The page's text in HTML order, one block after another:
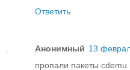
Ответить
Анонимный 13
пропали пакеты